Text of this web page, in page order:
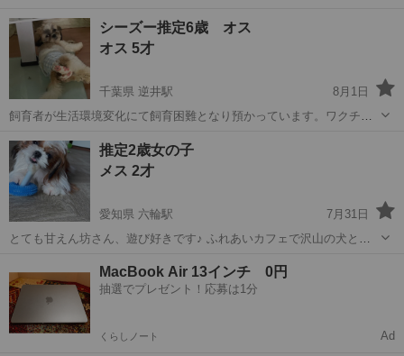
シーズー推定6歳 オス
オス 5才
千葉県 逆井駅
8月1日
飼育者が生活環境変化にて飼育困難となり預かっています。ワクチン
したら負担お願いします。大人しく、人馴れ良く犬猫にも威嚇しませ
千葉 柏市 逆井駅 シーズー
推定2歳女の子
メス 2才
愛知県 六輪駅
7月31日
とても甘えん坊さん、遊び好きです♪ ふれあいカフェで沢山の犬と生
慣れは問題なしです。 皮膚疾患があり、皮膚の状態に波があります。
３日に一回薬用シャ...
シーズー
MacBook Air 13インチ 0円
抽選でプレゼント！応募は1分
くらしノート Ad